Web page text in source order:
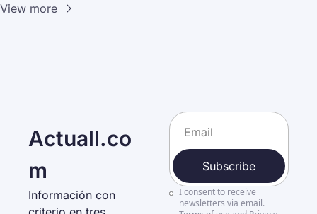
View more
Actuall.co
m
Información con
Subscribe
I consent to receive
newsletters via email.